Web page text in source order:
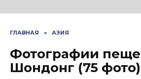
ГЛАВНАЯ » АЗИЯ
Фотографии
Шондонг (75 фото)